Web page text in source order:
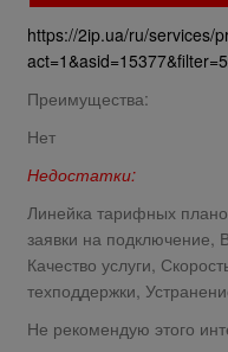
https://2ip.ua/ru/services/
Преимущества:
Нет
Недостатки:
Линейка тарифных
заявки на подключение,
Качество услуги,
техподдержки,
Не рекомендую этого